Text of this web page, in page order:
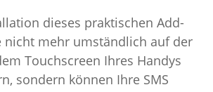
dieses praktischen Add-
nicht mehr umständlich auf der
Touchscreen Ihres Handys
sondern können Ihre SMS